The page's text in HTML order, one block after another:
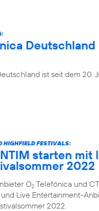
Deutschland
ist seit dem 20.
HIGHFIELD FESTIVALS:
starten
2022
O2 Telefónica und
Live Entertainment-
2022.